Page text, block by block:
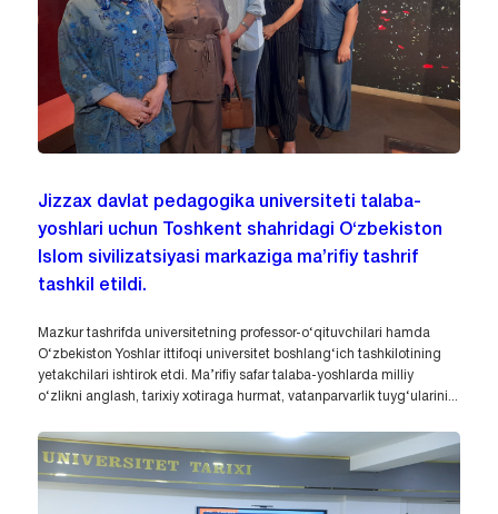
Jizzax davlat pedagogika universiteti talaba-
yoshlari uchun Toshkent shahridagi O‘zbekiston
Islom sivilizatsiyasi markaziga ma’rifiy tashrif
tashkil etildi.
Mazkur tashrifda universitetning professor-o‘qituvchilari hamda
O‘zbekiston Yoshlar ittifoqi universitet boshlang‘ich tashkilotining
yetakchilari ishtirok etdi. Ma’rifiy safar talaba-yoshlarda milliy
o‘zlikni anglash, tarixiy xotiraga hurmat, vatanparvarlik tuyg‘ularini...